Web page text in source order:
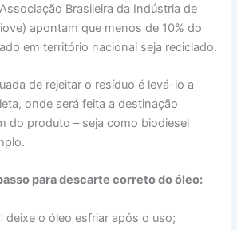
Brasileira da Indústria de
apontam que menos de 10% do
em território nacional seja reciclado.
de rejeitar o resíduo é levá-lo a
onde será feita a destinação
do produto – seja como biodiesel
para descarte correto do óleo:
deixe o óleo esfriar após o uso;